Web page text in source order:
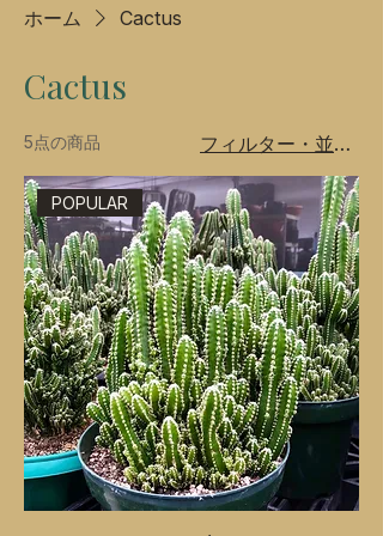
ホーム Cactus
Cactus
5点の商品 フィルター・並び替え
POPULAR